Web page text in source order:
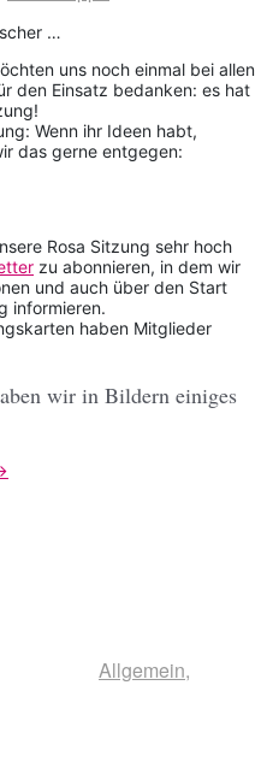
…
uns noch einmal bei allen
den Einsatz bedanken: es hat
Wenn ihr Ideen habt,
das gerne entgegen:
Rosa Sitzung sehr hoch
zu abonnieren, in dem wir
und auch über den Start
informieren.
haben Mitglieder
wir in Bildern einiges
Allgemein,